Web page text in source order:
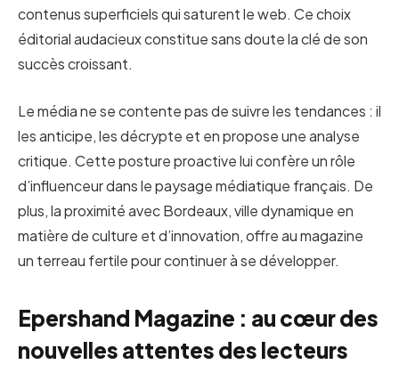
contenus superficiels qui saturent le web. Ce choix
éditorial audacieux constitue sans doute la clé de son
succès croissant.
Le média ne se contente pas de suivre les tendances : il
les anticipe, les décrypte et en propose une analyse
critique. Cette posture proactive lui confère un rôle
d’influenceur dans le paysage médiatique français. De
plus, la proximité avec Bordeaux, ville dynamique en
matière de culture et d’innovation, offre au magazine
un terreau fertile pour continuer à se développer.
Epershand Magazine : au cœur des
nouvelles attentes des lecteurs